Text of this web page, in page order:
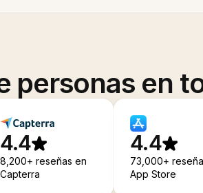
personas en
4.4
8,200+ reseñas en
Capterra
4.4
73,000+
App Store